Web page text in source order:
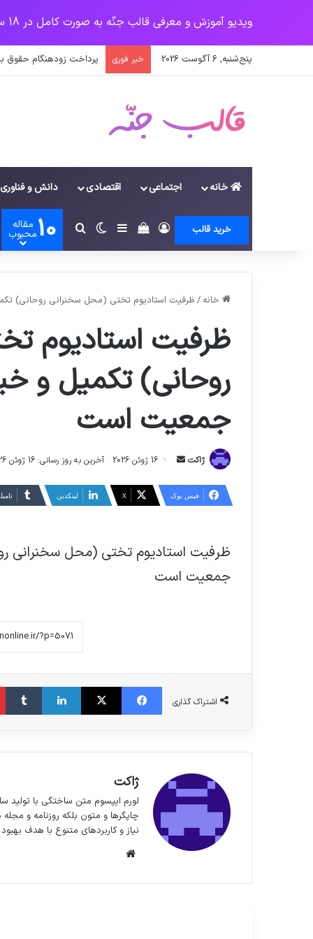
ویدیو آموزش و معرفی قالب جنّه به صورت کامل در 18 سرفصل
پنج‌شنبه, 6 آگوست 2026 خبر فوری پرداخت زودهنگام حقوق
خانه اجتماعی اقتصادی دانش و فناوری
خرید قالب وروددیدن سبد خرید
سایدبارتغییر پوسته
جستجو برای
10 مقاله
محبوب
خانه / ظرفیت استادیوم تختی (محل سخنرانی روحانی)
ظرفیت استادیوم
روحانی) تکمیل و
جمعیت است
ژاکت
ارسال 16 ژوئن 2026 آخرین به روز رسانی: 16 ژوئن 2026
فیس بوک X لینکدین
ظرفیت استادیوم تختی (محل سخنرانی
جمعیت است
اشتراک گذاری
فیس بوک X لینکدین
ژاکت
لورم ایپسوم متن ساختگی با تولید
چاپگرها و متون بلکه روزنامه و
نیاز و کاربردهای متنوع با هدف